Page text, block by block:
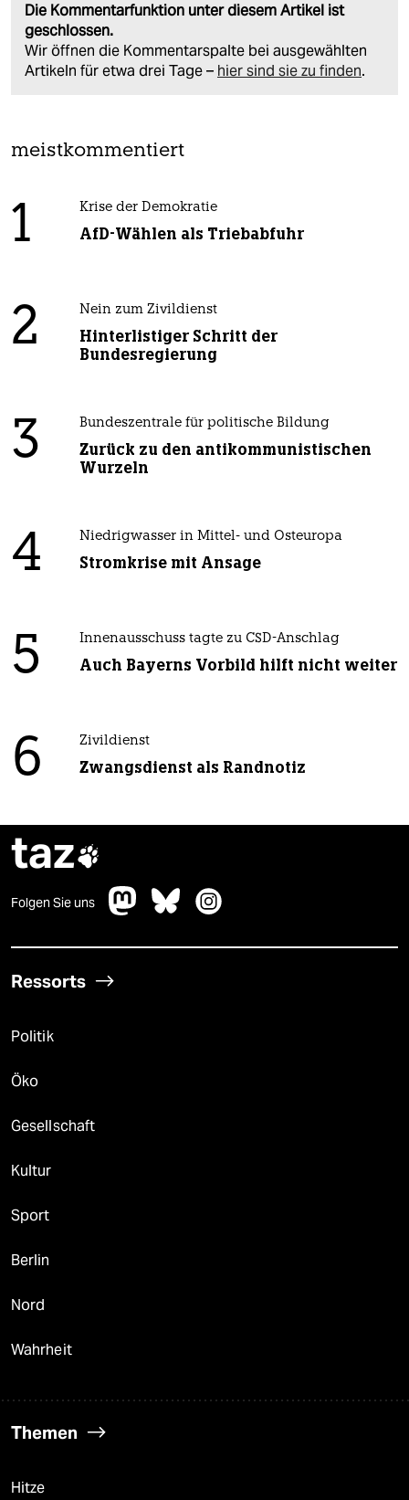
Die Kommentarfunktion unter diesem Artikel ist
geschlossen.
Wir öffnen die Kommentarspalte bei ausgewählten
Artikeln für etwa drei Tage – hier sind sie zu finden.
meistkommentiert
1 Krise der Demokratie
AfD-Wählen als Triebabfuhr
2 Nein zum Zivildienst
Hinterlistiger Schritt der
Bundesregierung
3 Bundeszentrale für politische Bildung
Zurück zu den antikommunistischen
Wurzeln
4 Niedrigwasser in Mittel- und Osteuropa
Stromkrise mit Ansage
5 Innenausschuss tagte zu CSD-Anschlag
Auch Bayerns Vorbild hilft nicht weiter
6 Zivildienst
Zwangsdienst als Randnotiz
taz
Folgen Sie uns
Ressorts
Politik
Öko
Gesellschaft
Kultur
Sport
Berlin
Nord
Wahrheit
Themen
Hitze